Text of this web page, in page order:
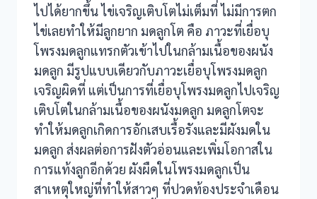
ไปได้ยากขึ้น ไข่เจริญเติบโตไม่เต็มที่ ไม่มีการตก
ไข่เลยทำให้มีลูกยาก มดลูกโต คือ ภาวะที่เยื่อบุ
โพรงมดลูกแทรกตัวเข้าไปในกล้ามเนื้อของผนัง
มดลูก มีรูปแบบเดียวกับภาวะเยื่อบุโพรงมดลูก
เจริญผิดที่ แต่เป็นการที่เยื่อบุโพรงมดลูกไปเจริญ
เติบโตในกล้ามเนื้อของผนังมดลูก มดลูกโตจะ
ทำให้มดลูกเกิดการอักเสบเรื้อรังและมีผังมดใน
มดลูก ส่งผลต่อการฝังตัวอ่อนและเพิ่มโอกาสใน
การแท้งลูกอีกด้วย ผังผืดในโพรงมดลูกเป็น
สาเหตุใหญ่ที่ทำให้สาวๆ ที่ปวดท้องประจำเดือน